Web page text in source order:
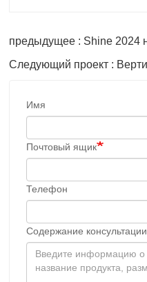
Имя
Почтовый ящик
Телефон
Содержание консультации